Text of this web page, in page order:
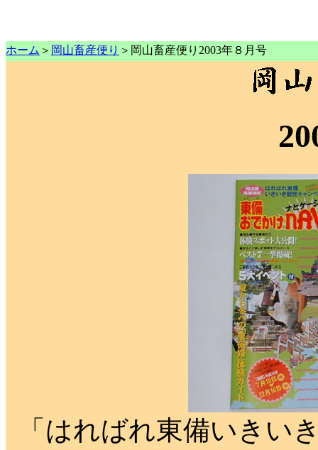
ホーム ＞ 岡山畜産便り ＞岡山畜産便り2003年８月号
「はればれ東備いきい